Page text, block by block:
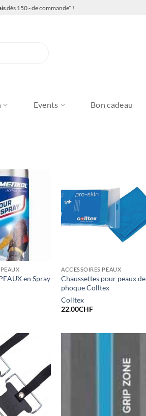
dès 150.- de commande* !
Events Bon cadeau
en Spray
ACCESSOIRES PEAUX
Chaussettes pour peaux de
phoque Colltex
Colltex
22.00CHF